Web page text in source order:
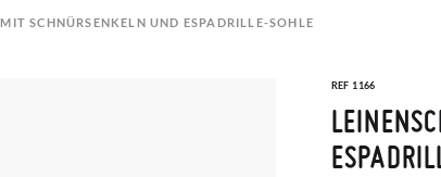
SCHNÜRSENKELN UND ESPADRILLE-SOHLE
REF 1166